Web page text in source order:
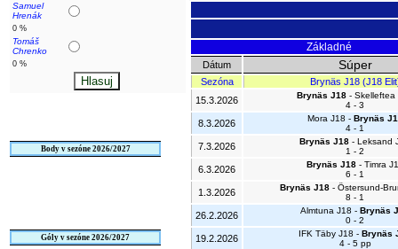
Samuel
Hrenák
0 %
Tomáš
Chrenko
0 %
Body v sezóne 2026/2027
Góly v sezóne 2026/2027
Základné
Dátum Súper
Sezóna
Brynäs J18 (J18
15.3.2026
Brynäs J18 - Skelleftea
4 - 3
8.3.2026 Mora J18 - Brynäs
4 - 1
7.3.2026 Brynäs J18 - Leksand
1 - 2
6.3.2026 Brynäs J18- Timra
6 - 1
1.3.2026 Brynäs J18 - Östersund-
8 - 1
26.2.2026 Almtuna J18 - Brynäs
0 - 2
19.2.2026 IFK Täby J18 - Brynäs
4 - 5 pp